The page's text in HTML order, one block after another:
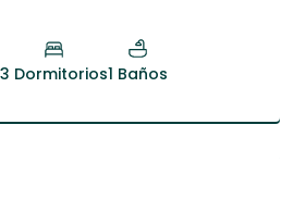
3 Dormitorios1 Baños